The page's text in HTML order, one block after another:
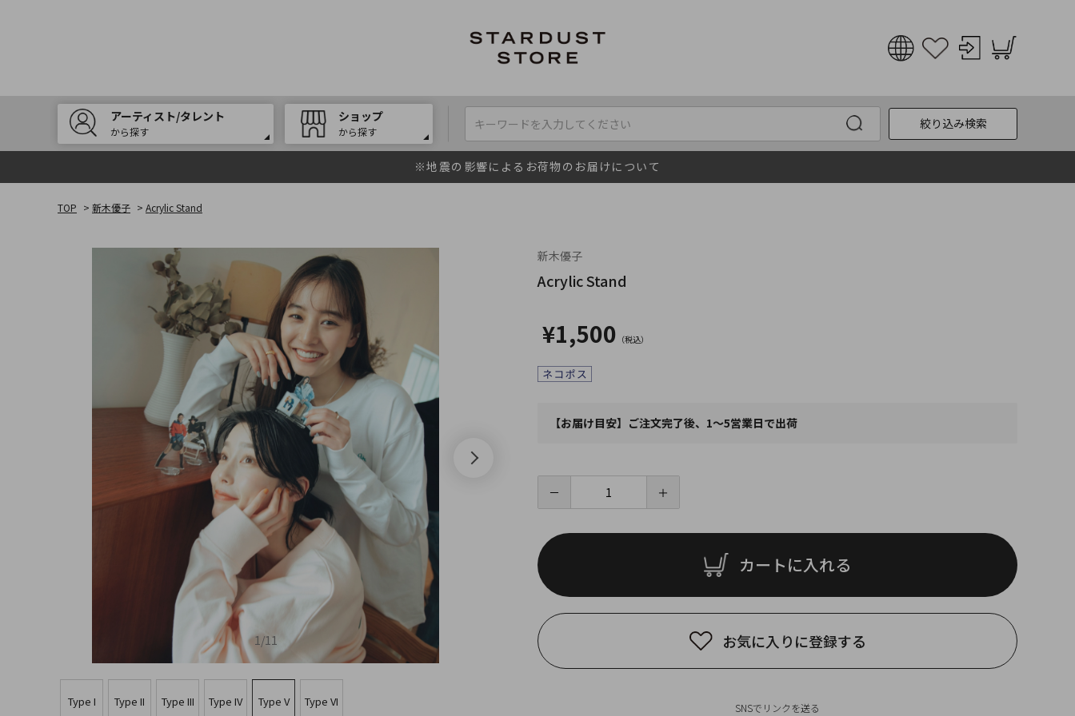
English
한국어
アーティスト/タレント
から探す
ショップ
から探す
絞り込み検索
※地震の影響によるお荷物のお届けについて
TOP > 新木優子 > Acrylic Stand
1/11
Type I Type II Type III Type IV Type V Type VI
新木優子
Acrylic Stand
¥1,500
【お届け目安】ご注文完了後、1～5営業日で出荷
－ ＋
カートに入れる
お気に入りに登録する
SNSでリンクを送る